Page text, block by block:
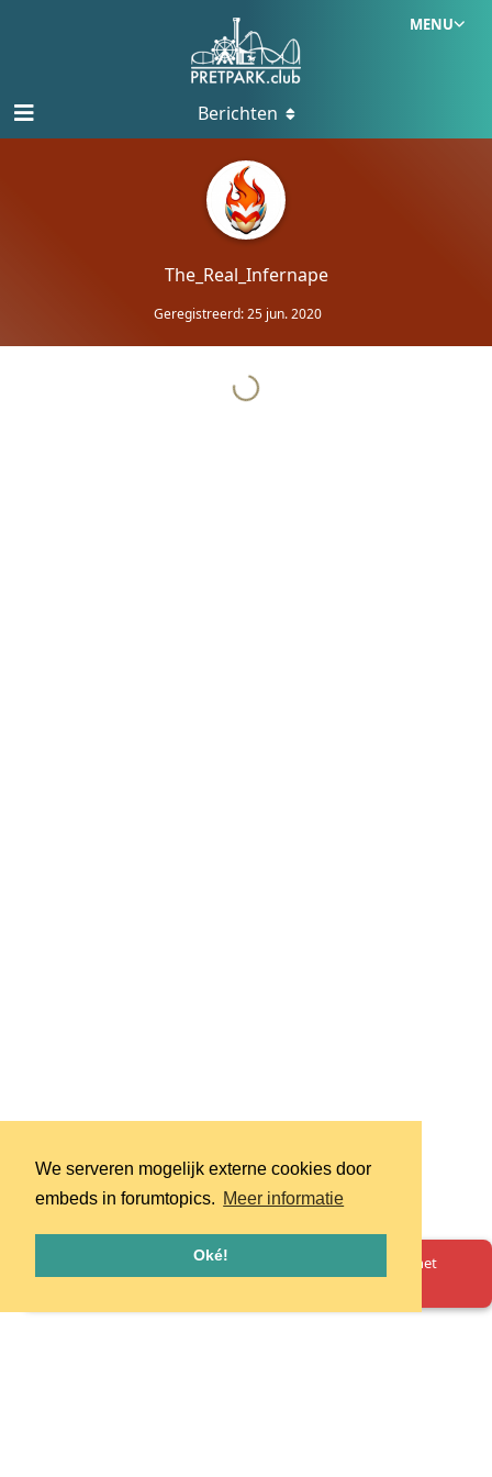
We serveren mogelijk externe cookies door
embeds in forumtopics. Meer informatie
Oké!
MENU
The_Real_Infernape
Geregistreerd:25 jun. 2020
Berichten
Oeps! Er is iets misgegaan. Herlaad de pagina en probeer het
opnieuw.